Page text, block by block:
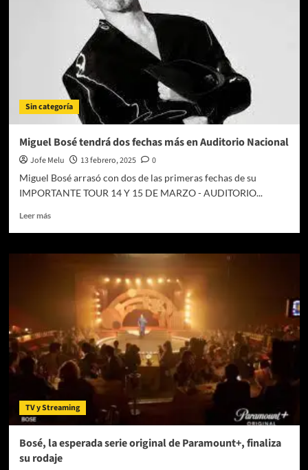
Sin categoría
Miguel Bosé tendrá dos fechas más en Auditorio Nacional
Jofe Melu 13 febrero, 2025
0
Miguel Bosé arrasó con dos de las primeras fechas de su
IMPORTANTE TOUR 14 Y 15 DE MARZO - AUDITORIO...
Leer másLeer
Miguel
en
Auditorio
Nacional
TV y Streaming
Bosé, la esperada serie original de Paramount+, finaliza
su rodaje